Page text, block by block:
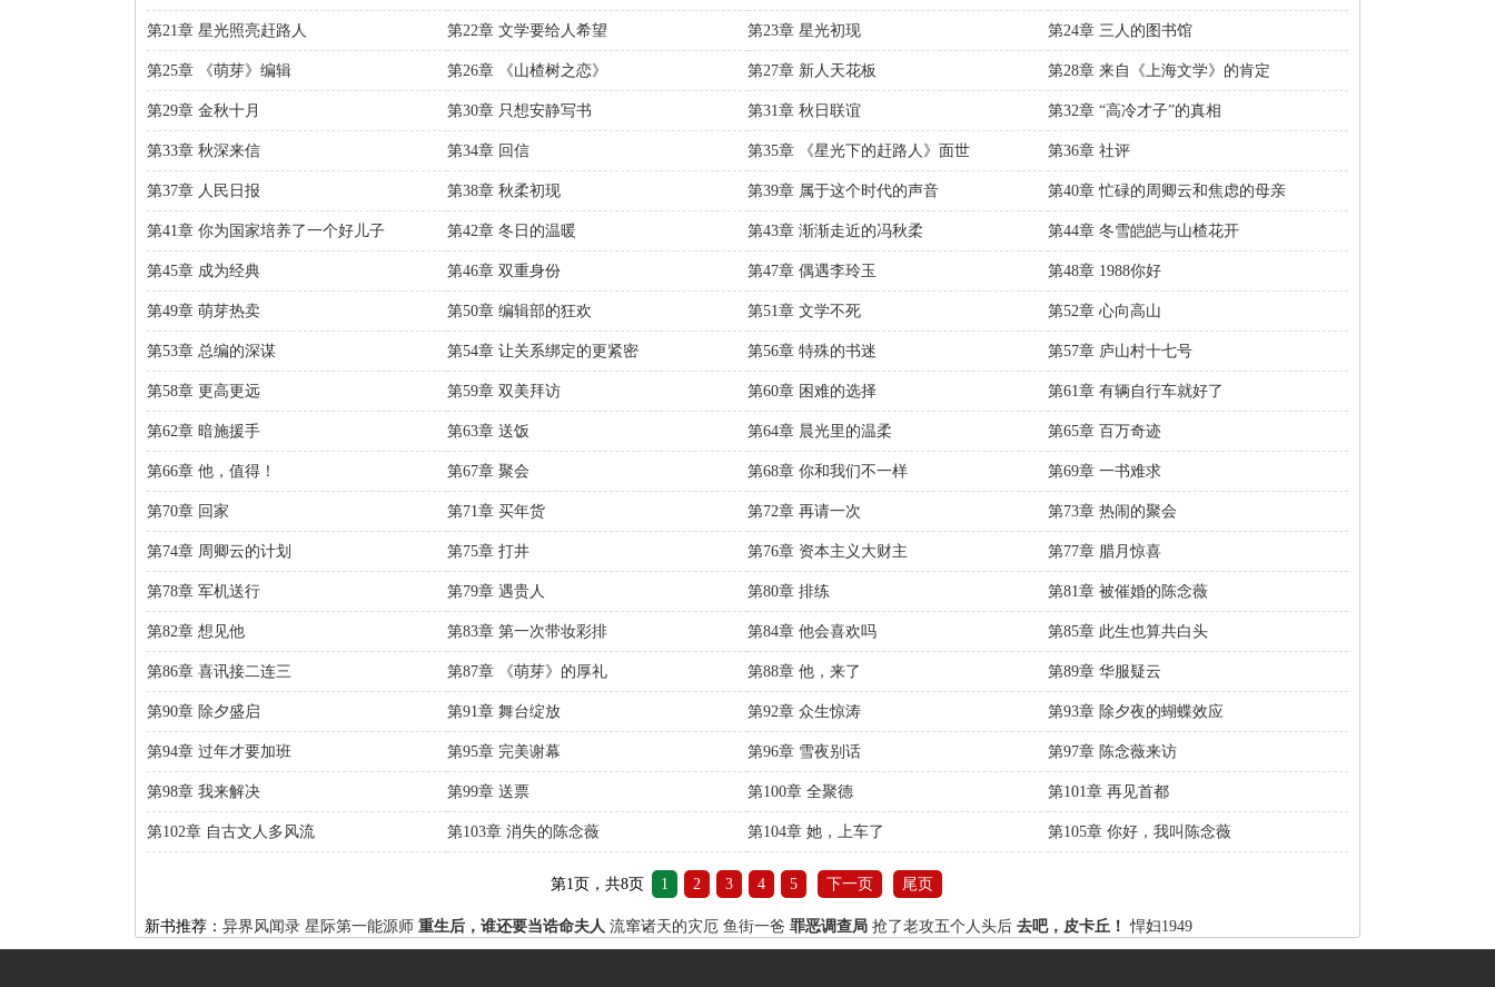
第21章 星光照亮赶路人 第22章 文学要给人希望 第23章 星光初现 第24章 三人的图书馆
第25章 《萌芽》编辑 第26章 《山楂树之恋》 第27章 新人天花板 第28章 来自《上海文学》的肯定
第29章 金秋十月 第30章 只想安静写书 第31章 秋日联谊 第32章 “高冷才子”的真相
第33章 秋深来信 第34章 回信 第35章 《星光下的赶路人》面世 第36章 社评
第37章 人民日报 第38章 秋柔初现 第39章 属于这个时代的声音 第40章 忙碌的周卿云和焦虑的母亲
第41章 你为国家培养了一个好儿子 第42章 冬日的温暖 第43章 渐渐走近的冯秋柔 第44章 冬雪皑皑与山楂花开
第45章 成为经典 第46章 双重身份 第47章 偶遇李玲玉 第48章 1988你好
第49章 萌芽热卖 第50章 编辑部的狂欢 第51章 文学不死 第52章 心向高山
第53章 总编的深谋 第54章 让关系绑定的更紧密 第56章 特殊的书迷 第57章 庐山村十七号
第58章 更高更远 第59章 双美拜访 第60章 困难的选择 第61章 有辆自行车就好了
第62章 暗施援手 第63章 送饭 第64章 晨光里的温柔 第65章 百万奇迹
第66章 他，值得！ 第67章 聚会 第68章 你和我们不一样 第69章 一书难求
第70章 回家 第71章 买年货 第72章 再请一次 第73章 热闹的聚会
第74章 周卿云的计划 第75章 打井 第76章 资本主义大财主 第77章 腊月惊喜
第78章 军机送行 第79章 遇贵人 第80章 排练 第81章 被催婚的陈念薇
第82章 想见他 第83章 第一次带妆彩排 第84章 他会喜欢吗 第85章 此生也算共白头
第86章 喜讯接二连三 第87章 《萌芽》的厚礼 第88章 他，来了 第89章 华服疑云
第90章 除夕盛启 第91章 舞台绽放 第92章 众生惊涛 第93章 除夕夜的蝴蝶效应
第94章 过年才要加班 第95章 完美谢幕 第96章 雪夜别话 第97章 陈念薇来访
第98章 我来解决 第99章 送票 第100章 全聚德 第101章 再见首都
第102章 自古文人多风流 第103章 消失的陈念薇 第104章 她，上车了 第105章 你好，我叫陈念薇
第1页，共8页 1 2 3 4 5 下一页 尾页
新书推荐： 异界风闻录 星际第一能源师 重生后，谁还要当诰命夫人 流窜诸天的灾厄 鱼街一爸 罪恶调查局 抢了老攻五个人头后 去吧，皮卡丘！ 悍妇1949